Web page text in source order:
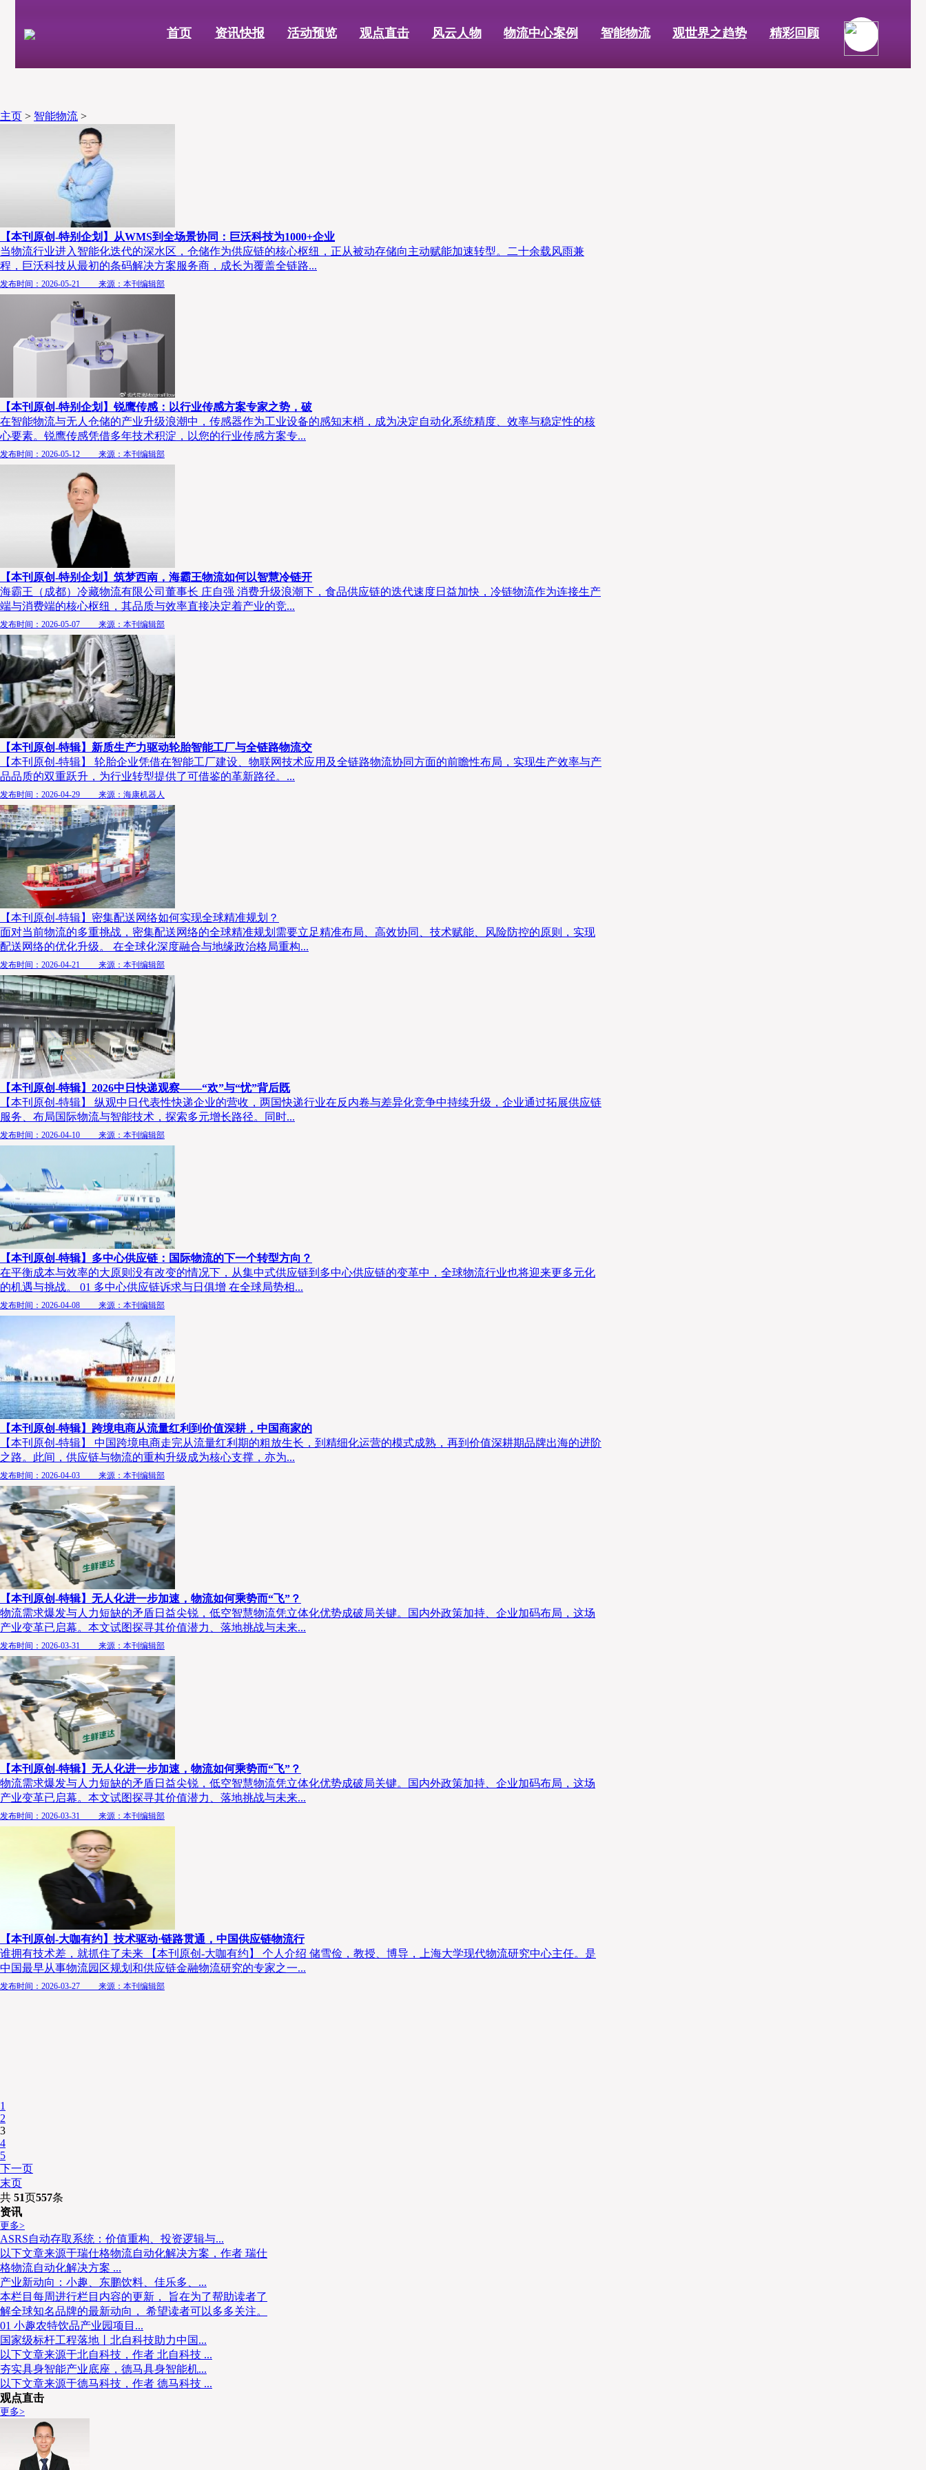
首页 资讯快报 活动预览 观点直击 风云人物 物流中心案例 智能物流 观世界之趋势 精彩回顾
主页 > 智能物流 >
【本刊原创-特别企划】从WMS到全场景协同：巨沃科技为1000+企业
当物流行业进入智能化迭代的深水区，仓储作为供应链的核心枢纽，正从被动存储向主动赋能加速转型。二十余载风雨兼
程，巨沃科技从最初的条码解决方案服务商，成长为覆盖全链路...
发布时间：2026-05-21 来源：本刊编辑部
【本刊原创-特别企划】锐鹰传感：以行业传感方案专家之势，破
在智能物流与无人仓储的产业升级浪潮中，传感器作为工业设备的感知末梢，成为决定自动化系统精度、效率与稳定性的核
心要素。锐鹰传感凭借多年技术积淀，以您的行业传感方案专...
发布时间：2026-05-12 来源：本刊编辑部
【本刊原创-特别企划】筑梦西南，海霸王物流如何以智慧冷链开
海霸王（成都）冷藏物流有限公司董事长 庄自强 消费升级浪潮下，食品供应链的迭代速度日益加快，冷链物流作为连接生产
端与消费端的核心枢纽，其品质与效率直接决定着产业的竞...
发布时间：2026-05-07 来源：本刊编辑部
【本刊原创-特辑】新质生产力驱动轮胎智能工厂与全链路物流交
【本刊原创-特辑】 轮胎企业凭借在智能工厂建设、物联网技术应用及全链路物流协同方面的前瞻性布局，实现生产效率与产
品品质的双重跃升，为行业转型提供了可借鉴的革新路径。...
发布时间：2026-04-29 来源：海康机器人
【本刊原创-特辑】密集配送网络如何实现全球精准规划？
面对当前物流的多重挑战，密集配送网络的全球精准规划需要立足精准布局、高效协同、技术赋能、风险防控的原则，实现
配送网络的优化升级。 在全球化深度融合与地缘政治格局重构...
发布时间：2026-04-21 来源：本刊编辑部
【本刊原创-特辑】2026中日快递观察——“欢”与“忧”背后既
【本刊原创-特辑】 纵观中日代表性快递企业的营收，两国快递行业在反内卷与差异化竞争中持续升级，企业通过拓展供应链
服务、布局国际物流与智能技术，探索多元增长路径。同时...
发布时间：2026-04-10 来源：本刊编辑部
【本刊原创-特辑】多中心供应链：国际物流的下一个转型方向？
在平衡成本与效率的大原则没有改变的情况下，从集中式供应链到多中心供应链的变革中，全球物流行业也将迎来更多元化
的机遇与挑战。 01 多中心供应链诉求与日俱增 在全球局势相...
发布时间：2026-04-08 来源：本刊编辑部
【本刊原创-特辑】跨境电商从流量红利到价值深耕，中国商家的
【本刊原创-特辑】 中国跨境电商走完从流量红利期的粗放生长，到精细化运营的模式成熟，再到价值深耕期品牌出海的进阶
之路。此间，供应链与物流的重构升级成为核心支撑，亦为...
发布时间：2026-04-03 来源：本刊编辑部
【本刊原创-特辑】无人化进一步加速，物流如何乘势而“飞”？
物流需求爆发与人力短缺的矛盾日益尖锐，低空智慧物流凭立体化优势成破局关键。国内外政策加持、企业加码布局，这场
产业变革已启幕。本文试图探寻其价值潜力、落地挑战与未来...
发布时间：2026-03-31 来源：本刊编辑部
【本刊原创-特辑】无人化进一步加速，物流如何乘势而“飞”？
物流需求爆发与人力短缺的矛盾日益尖锐，低空智慧物流凭立体化优势成破局关键。国内外政策加持、企业加码布局，这场
产业变革已启幕。本文试图探寻其价值潜力、落地挑战与未来...
发布时间：2026-03-31 来源：本刊编辑部
【本刊原创-大咖有约】技术驱动·链路贯通，中国供应链物流行
谁拥有技术差，就抓住了未来 【本刊原创-大咖有约】 个人介绍 储雪俭，教授、博导，上海大学现代物流研究中心主任。是
中国最早从事物流园区规划和供应链金融物流研究的专家之一...
发布时间：2026-03-27 来源：本刊编辑部
1
2
3
4
5
下一页
末页
共 51页557条
资讯
更多>
ASRS自动存取系统：价值重构、投资逻辑与...
以下文章来源于瑞仕格物流自动化解决方案，作者 瑞仕
格物流自动化解决方案 ...
产业新动向：小趣、东鹏饮料、佳乐多、...
本栏目每周进行栏目内容的更新， 旨在为了帮助读者了
解全球知名品牌的最新动向， 希望读者可以多多关注。
01 小趣农特饮品产业园项目...
国家级标杆工程落地丨北自科技助力中国...
以下文章来源于北自科技，作者 北自科技 ...
夯实具身智能产业底座，德马具身智能机...
以下文章来源于德马科技，作者 德马科技 ...
观点直击
更多>